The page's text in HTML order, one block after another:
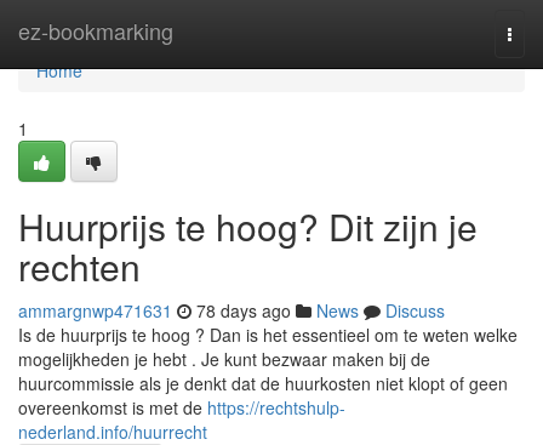
ez-bookmarking
Home
Home
1
Huurprijs te hoog? Dit zijn je
rechten
ammargnwp471631 78 days ago News
Discuss
Is de huurprijs te hoog ? Dan is het essentieel om te weten welke
mogelijkheden je hebt . Je kunt bezwaar maken bij de
huurcommissie als je denkt dat de huurkosten niet klopt of geen
overeenkomst is met de https://rechtshulp-
nederland.info/huurrecht